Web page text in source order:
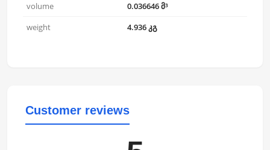
volume
0.036646 მ³
weight
4.936 კგ
Customer reviews